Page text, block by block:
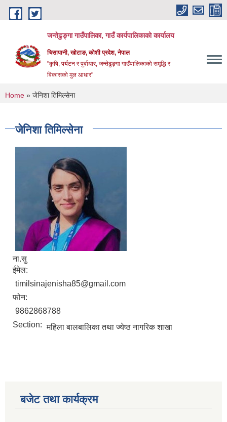
Skip to main content
जन्तेढुङ्गा गाउँपालिका, गाउँ कार्यपालिकाको कार्यालय
चिसापानी, खोटाङ, कोशी प्रदेश, नेपाल
"कृषि, पर्यटन र पुर्वाधार, जन्तेढुङ्गा गाउँपालिकाको समृद्धि र
विकासको मुल आधार"
You are here
Home » जेनिशा तिमिल्सेना
जेनिशा तिमिल्सेना
ना.सु
ईमेल:
timilsinajenisha85@gmail.com
फोन:
9862868788
Section: महिला बालबालिका तथा ज्येष्ठ नागरिक शाखा
बजेट तथा कार्यक्रम